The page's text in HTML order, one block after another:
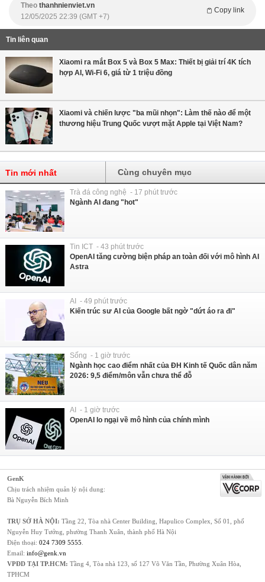
Theo thanhnienviet.vn
Copy link
12/05/2025 22:39 (GMT +7)
Tin liên quan
Xiaomi ra mắt Box 5 và Box 5 Max: Thiết bị giải trí 4K tích
hợp AI, Wi-Fi 6, giá từ 1 triệu đồng
Xiaomi và chiến lược "ba mũi nhọn": Làm thế nào để một
thương hiệu Trung Quốc vượt mặt Apple tại Việt Nam?
Tin mới nhất Cùng chuyên mục
Trà đá công nghệ - 17 phút trước
Ngành AI đang "hot"
Tin ICT - 43 phút trước
OpenAI tăng cường biện pháp an toàn đối với mô hình AI
Astra
AI - 49 phút trước
Kiến trúc sư AI của Google bất ngờ "dứt áo ra đi"
Sống - 1 giờ trước
Ngành học cao điểm nhất của ĐH Kinh tế Quốc dân năm
2026: 9,5 điểm/môn vẫn chưa thể đỗ
AI - 1 giờ trước
OpenAI lo ngại về mô hình của chính mình
GenK
Chịu trách nhiệm quản lý nội dung:
Bà Nguyễn Bích Minh
TRỤ SỞ HÀ NỘI: Tầng 22, Tòa nhà Center Building, Hapulico Complex, Số 01, phố
Nguyễn Huy Tưởng, phường Thanh Xuân, thành phố Hà Nội
Điện thoại: 024 7309 5555
Email: info@genk.vn
VPĐD TẠI TP.HCM: Tầng 4, Tòa nhà 123, số 127 Võ Văn Tần, Phường Xuân Hòa,
TPHCM